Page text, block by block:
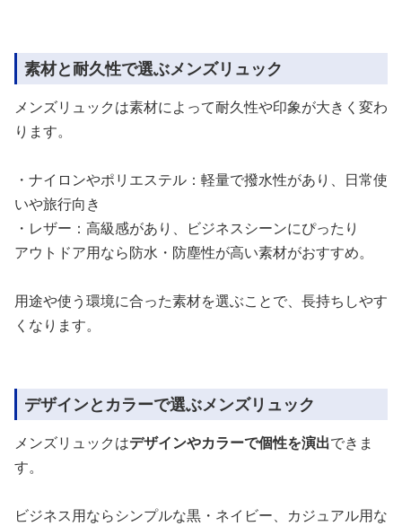
素材と耐久性で選ぶメンズリュック
メンズリュックは素材によって耐久性や印象が大きく変わ
ります。
・ナイロンやポリエステル：軽量で撥水性があり、日常使
いや旅行向き
・レザー：高級感があり、ビジネスシーンにぴったり
アウトドア用なら防水・防塵性が高い素材がおすすめ。
用途や使う環境に合った素材を選ぶことで、長持ちしやす
くなります。
デザインとカラーで選ぶメンズリュック
メンズリュックはデザインやカラーで個性を演出できま
す。
ビジネス用ならシンプルな黒・ネイビー、カジュアル用な